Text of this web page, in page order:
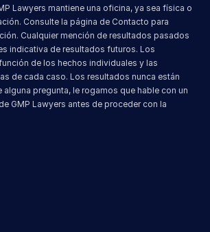
Lawyers mantiene una oficina, ya sea física o
Consulte la página de Contacto para
Cualquier mención de resultados pasados
indicativa de resultados futuros. Los
de los hechos individuales y las
de cada caso. Los resultados nunca están
alguna pregunta, le rogamos que hable con un
GMP Lawyers antes de proceder con la